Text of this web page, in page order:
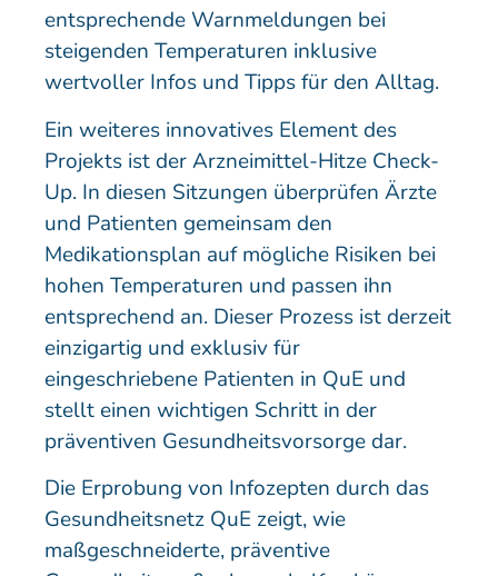
entsprechende Warnmeldungen bei
steigenden Temperaturen inklusive
wertvoller Infos und Tipps für den Alltag.
Ein weiteres innovatives Element des
Projekts ist der Arzneimittel-Hitze Check-
Up. In diesen Sitzungen überprüfen Ärzte
und Patienten gemeinsam den
Medikationsplan auf mögliche Risiken bei
hohen Temperaturen und passen ihn
entsprechend an. Dieser Prozess ist derzeit
einzigartig und exklusiv für
eingeschriebene Patienten in QuE und
stellt einen wichtigen Schritt in der
präventiven Gesundheitsvorsorge dar.
Die Erprobung von Infozepten durch das
Gesundheitsnetz QuE zeigt, wie
maßgeschneiderte, präventive